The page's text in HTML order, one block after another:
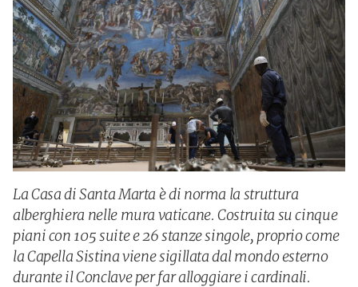
La Casa di Santa Marta è di norma la struttura
alberghiera nelle mura vaticane. Costruita su cinque
piani con 105 suite e 26 stanze singole, proprio come
la Capella Sistina viene sigillata dal mondo esterno
durante il Conclave per far alloggiare i cardinali.